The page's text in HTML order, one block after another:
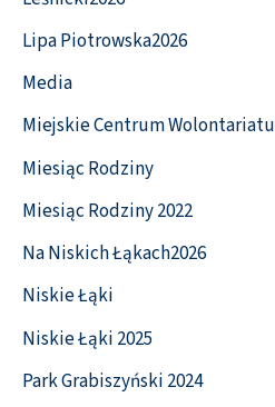
Lipa Piotrowska2026
Media
Miejskie Centrum Wolontariatu
Miesiąc Rodziny
Miesiąc Rodziny 2022
Na Niskich Łąkach2026
Niskie Łąki
Niskie Łąki 2025
Park Grabiszyński 2024